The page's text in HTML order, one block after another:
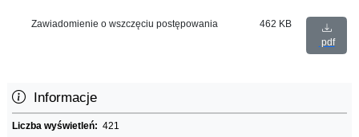
Zawiadomienie o wszczęciu postępowania
462 KB
pdf
Informacje
Liczba wyświetleń: 421